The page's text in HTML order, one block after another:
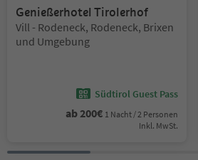
Genießerhotel Tirolerhof
Standort:
Vill - Rodeneck, Rodeneck, Brixen
und Umgebung
Südtirol Guest Pass
ab 200€ 1 Nacht / 2 Personen
Inkl. MwSt.